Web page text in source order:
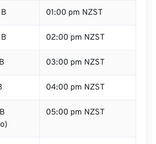
01:00 pm NZST
02:00 pm NZST
03:00 pm NZST
04:00 pm NZST
05:00 pm NZST